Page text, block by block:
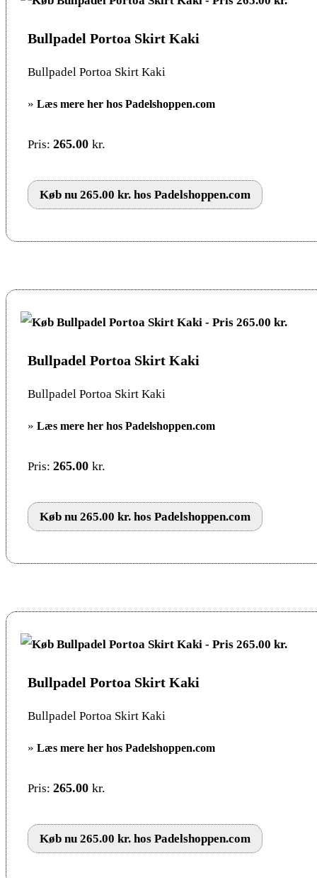
Bullpadel Portoa Skirt Kaki
Bullpadel Portoa Skirt Kaki
» Læs mere her hos Padelshoppen.com
Pris: 265.00 kr.
Køb nu 265.00 kr. hos Padelshoppen.com
Bullpadel Portoa Skirt Kaki
Bullpadel Portoa Skirt Kaki
» Læs mere her hos Padelshoppen.com
Pris: 265.00 kr.
Køb nu 265.00 kr. hos Padelshoppen.com
Bullpadel Portoa Skirt Kaki
Bullpadel Portoa Skirt Kaki
» Læs mere her hos Padelshoppen.com
Pris: 265.00 kr.
Køb nu 265.00 kr. hos Padelshoppen.com